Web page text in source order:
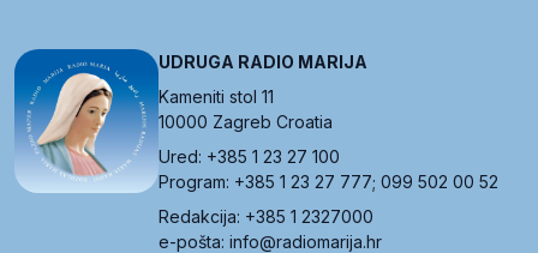
UDRUGA RADIO MARIJA
Kameniti stol 11
10000 Zagreb Croatia
Ured: +385 1 23 27 100
Program: +385 1 23 27 777; 099 502 00 52
Redakcija: +385 1 2327000
e-pošta: info@radiomarija.hr